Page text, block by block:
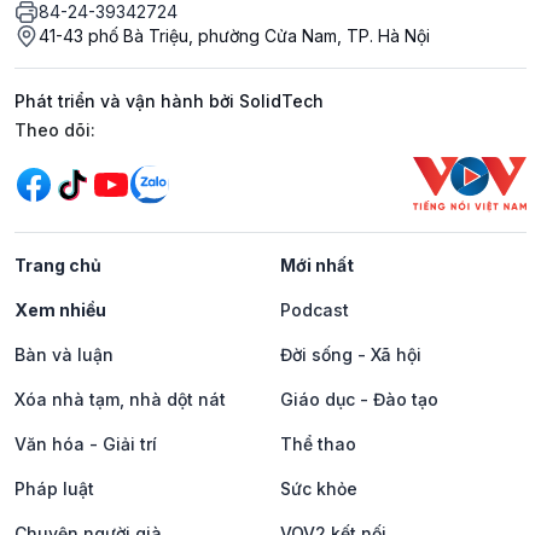
84-24-39342724
41-43 phố Bà Triệu, phường Cửa Nam, TP. Hà Nội
Phát triển và vận hành bởi SolidTech
Mạng xã hội
Theo dõi:
Trang chủ Mới nhất
Xem nhiều Podcast
Bàn và luận Đời sống - Xã hội
Xóa nhà tạm, nhà dột nát Giáo dục - Đào tạo
Văn hóa - Giải trí Thể thao
Pháp luật Sức khỏe